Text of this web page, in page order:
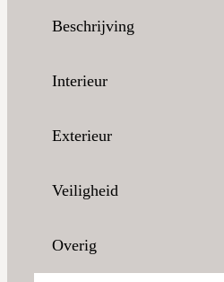
Beschrijving
Interieur
Exterieur
Veiligheid
Overig